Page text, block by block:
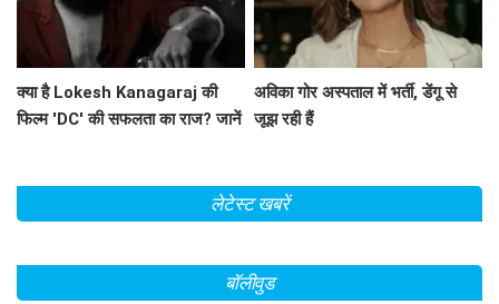
क्या है Lokesh Kanagaraj की
फिल्म 'DC' की सफलता का राज? जानें
अविका गोर अस्पताल में भर्ती, डेंगू से
जूझ रही हैं
लेटेस्ट खबरें
बॉलीवुड